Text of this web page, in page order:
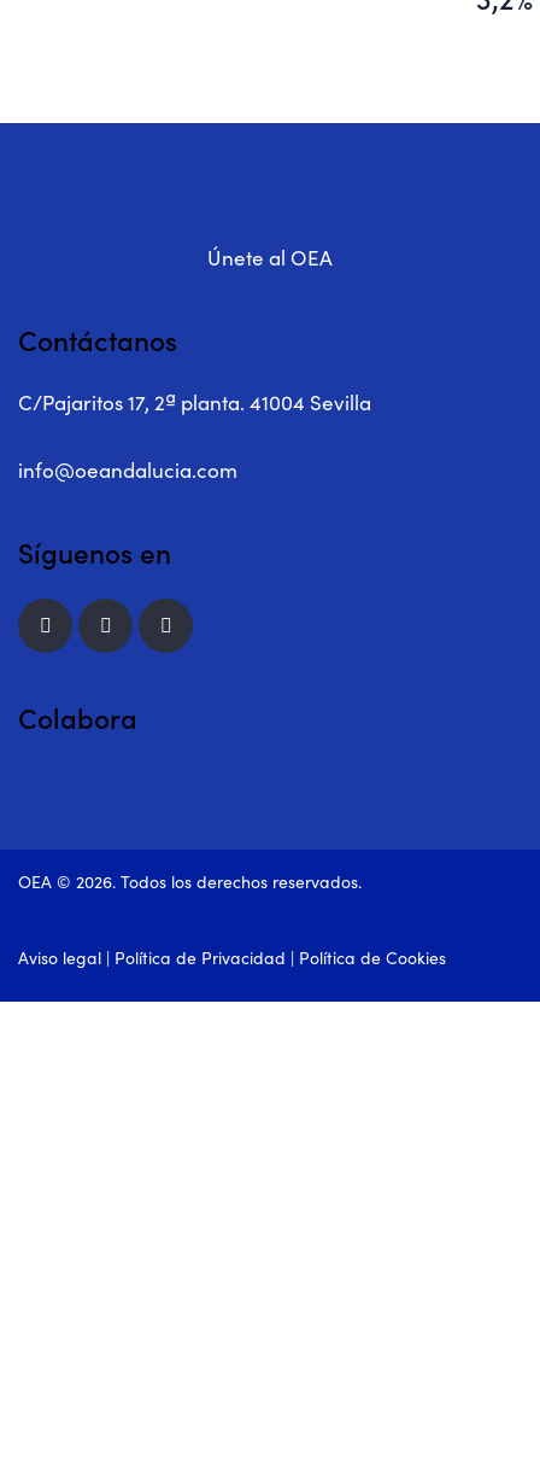
Únete al OEA
Contáctanos
C/Pajaritos 17, 2ª planta. 41004 Sevilla
info@oeandalucia.com
Síguenos en
Colabora
OEA © 2026. Todos los derechos reservados.
Aviso legal | Política de Privacidad | Política de Cookies